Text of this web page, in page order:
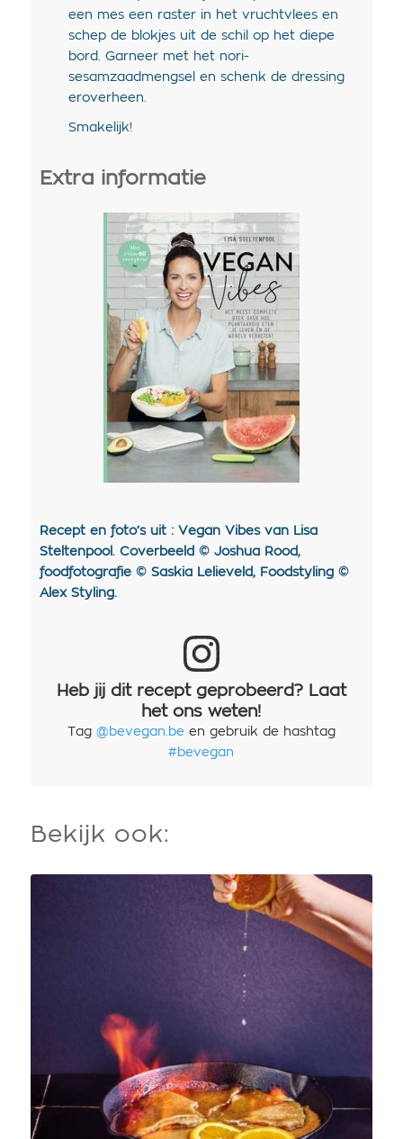
een mes een raster in het vruchtvlees en
schep de blokjes uit de schil op het diepe
bord. Garneer met het nori-
sesamzaadmengsel en schenk de dressing
eroverheen.
Smakelijk!
Extra informatie
Recept en foto’s uit : Vegan Vibes van Lisa
Steltenpool. Coverbeeld © Joshua Rood,
foodfotografie © Saskia Lelieveld, Foodstyling ©
Alex Styling.
Heb jij dit recept geprobeerd? Laat
het ons weten!
Tag @bevegan.be en gebruik de hashtag
#bevegan
Bekijk ook: